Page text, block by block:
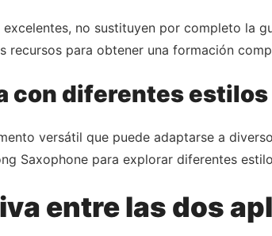
excelentes, no sustituyen por completo la
recursos para obtener una formación
con diferentes
versátil que puede adaptarse a
Saxophone para explorar diferentes
entre las dos